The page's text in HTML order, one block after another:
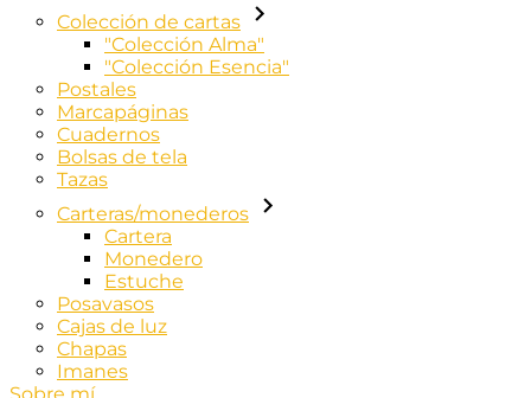
Colección de cartas
"Colección Alma"
"Colección Esencia"
Postales
Marcapáginas
Cuadernos
Bolsas de tela
Tazas
Carteras/monederos
Cartera
Monedero
Estuche
Posavasos
Cajas de luz
Chapas
Imanes